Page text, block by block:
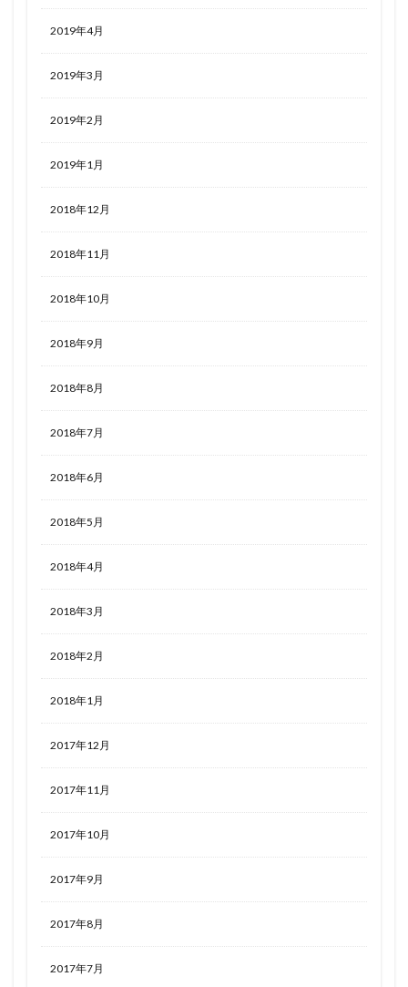
2019年4月
2019年3月
2019年2月
2019年1月
2018年12月
2018年11月
2018年10月
2018年9月
2018年8月
2018年7月
2018年6月
2018年5月
2018年4月
2018年3月
2018年2月
2018年1月
2017年12月
2017年11月
2017年10月
2017年9月
2017年8月
2017年7月